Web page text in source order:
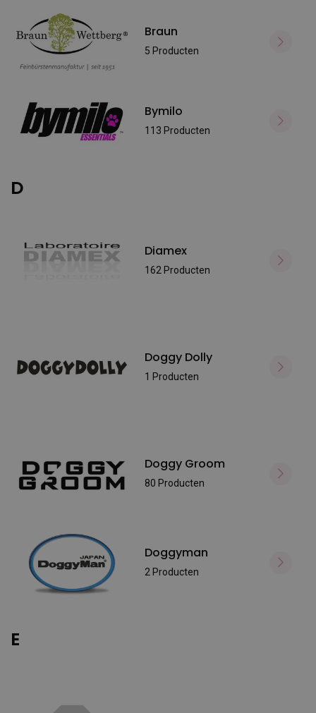
Braun
5 Producten
Bymilo
113 Producten
D
Diamex
162 Producten
Doggy Dolly
1 Producten
Doggy Groom
80 Producten
Doggyman
2 Producten
E